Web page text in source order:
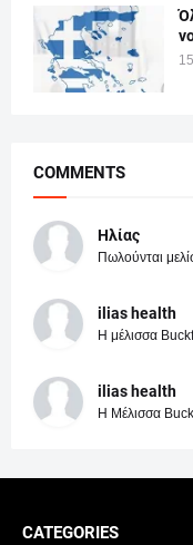
COMMENTS
Ηλίας
Πωλούνται
ilias health
Η μέλισσα
ilias health
Η Μέλισσα
CATEGORIES